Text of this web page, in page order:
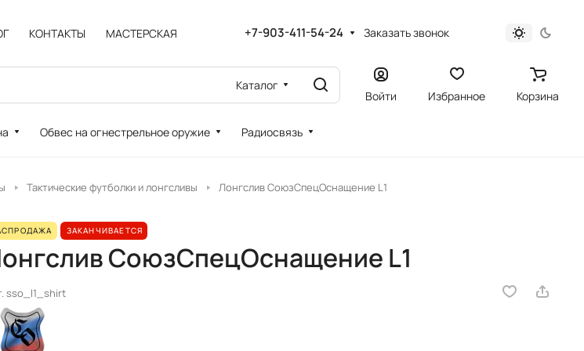
КОНТАКТЫ МАСТЕРСКАЯ +7-903-411-54-24 Заказать звонок
Каталог
Войти Избранное Корзина
Обвес на огнестрельное оружие Радиосвязь
Тактические футболки и лонгсливы Лонгслив СоюзСпецОснащение L1
ЗАКАНЧИВАЕТСЯ
СоюзСпецОснащение L1
sso_l1_shirt